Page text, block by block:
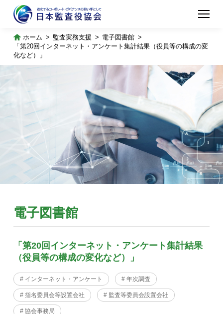
ホーム 監査実務支援
電子図書館
「第20回インターネット・アンケート集計結果（役員等の構成の変
化など）」
電子図書館
「第20回インターネット・アンケート集計結果
（役員等の構成の変化など）」
# インターネット・アンケート # 年次調査
# 指名委員会等設置会社 # 監査等委員会設置会社
# 協会事務局